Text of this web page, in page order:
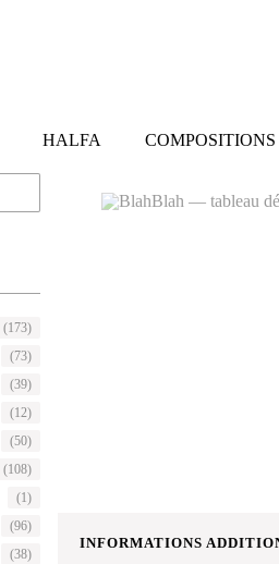
HALFA
INFORMATIONS
(173)
(73)
(39)
(12)
(50)
(108)
(1)
(96)
(38)